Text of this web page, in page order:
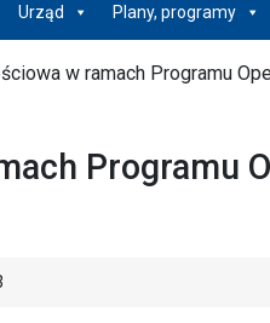
Urząd Plany, programy
w ramach Programu
Programu